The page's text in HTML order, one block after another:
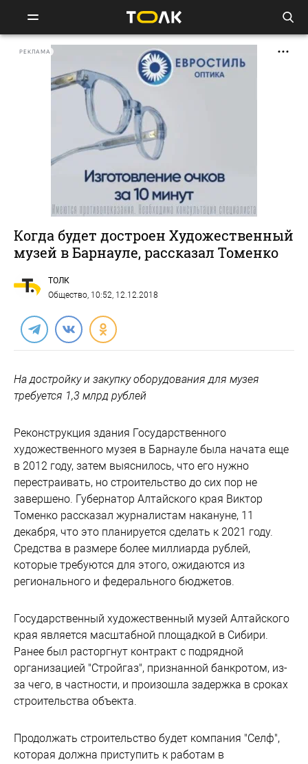
РЕКЛАМА
Когда будет достроен Художественный
музей в Барнауле, рассказал Томенко
ТОЛК
Общество, 10:52, 12.12.2018
На достройку и закупку оборудования для музея
требуется 1,3 млрд рублей
Реконструкция здания Государственного
художественного музея в Барнауле была начата еще
в 2012 году, затем выяснилось, что его нужно
перестраивать, но строительство до сих пор не
завершено. Губернатор Алтайского края Виктор
Томенко рассказал журналистам накануне, 11
декабря, что это планируется сделать к 2021 году.
Средства в размере более миллиарда рублей,
которые требуются для этого, ожидаются из
регионального и федерального бюджетов.
Государственный художественный музей Алтайского
края является масштабной площадкой в Сибири.
Ранее был расторгнут контракт с подрядной
организацией "Стройгаз", признанной банкротом, из-
за чего, в частности, и произошла задержка в сроках
строительства объекта.
Продолжать строительство будет компания "Селф",
которая должна приступить к работам в